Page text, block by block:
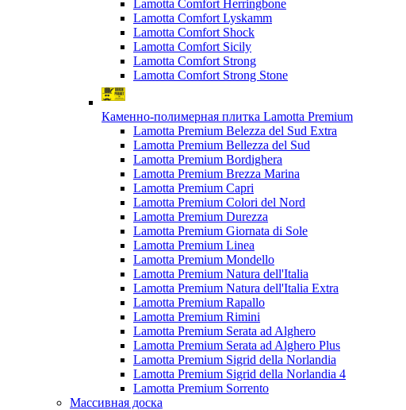
Lamotta Comfort Herringbone
Lamotta Comfort Lyskamm
Lamotta Comfort Shock
Lamotta Comfort Sicily
Lamotta Comfort Strong
Lamotta Comfort Strong Stone
Каменно-полимерная плитка Lamotta Premium
Lamotta Premium Belezza del Sud Extra
Lamotta Premium Bellezza del Sud
Lamotta Premium Bordighera
Lamotta Premium Brezza Marina
Lamotta Premium Capri
Lamotta Premium Colori del Nord
Lamotta Premium Durezza
Lamotta Premium Giornata di Sole
Lamotta Premium Linea
Lamotta Premium Mondello
Lamotta Premium Natura dell'Italia
Lamotta Premium Natura dell'Italia Extra
Lamotta Premium Rapallo
Lamotta Premium Rimini
Lamotta Premium Serata ad Alghero
Lamotta Premium Serata ad Alghero Plus
Lamotta Premium Sigrid della Norlandia
Lamotta Premium Sigrid della Norlandia 4
Lamotta Premium Sorrento
Массивная доска